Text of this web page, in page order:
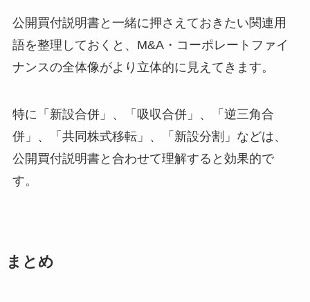
公開買付説明書と一緒に押さえておきたい関連用
語を整理しておくと、M&A・コーポレートファイ
ナンスの全体像がより立体的に見えてきます。
特に「新設合併」、「吸収合併」、「逆三角合
併」、「共同株式移転」、「新設分割」などは、
公開買付説明書と合わせて理解すると効果的で
す。
まとめ